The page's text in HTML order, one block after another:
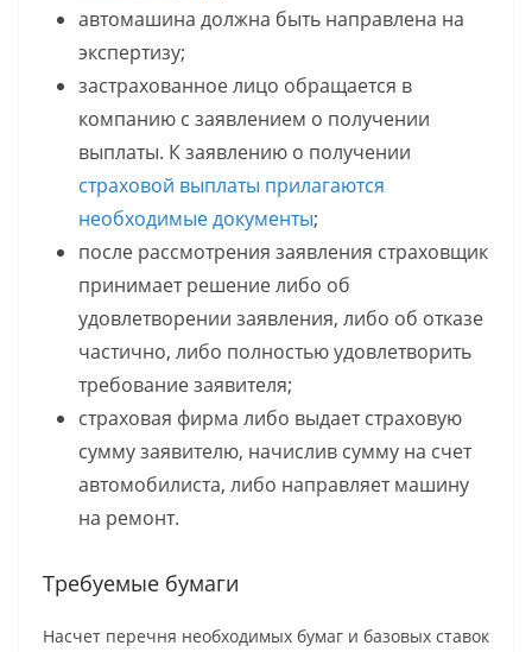
автомашина должна быть направлена на
экспертизу;
застрахованное лицо обращается в
компанию с заявлением о получении
выплаты. К заявлению о получении
страховой выплаты прилагаются
необходимые документы;
после рассмотрения заявления страховщик
принимает решение либо об
удовлетворении заявления, либо об отказе
частично, либо полностью удовлетворить
требование заявителя;
страховая фирма либо выдает страховую
сумму заявителю, начислив сумму на счет
автомобилиста, либо направляет машину
на ремонт.
Требуемые бумаги
Насчет перечня необходимых бумаг и базовых ставок